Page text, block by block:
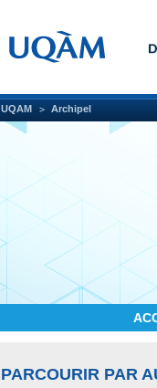
UQAM Archipel
PARCOURIR PAR